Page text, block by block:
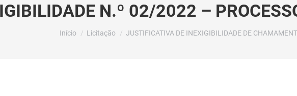
N.º 02/2022 –
Você está aqui:
Início Licitação JUSTIFICATIVA DE INEXIGIBILIDADE DE